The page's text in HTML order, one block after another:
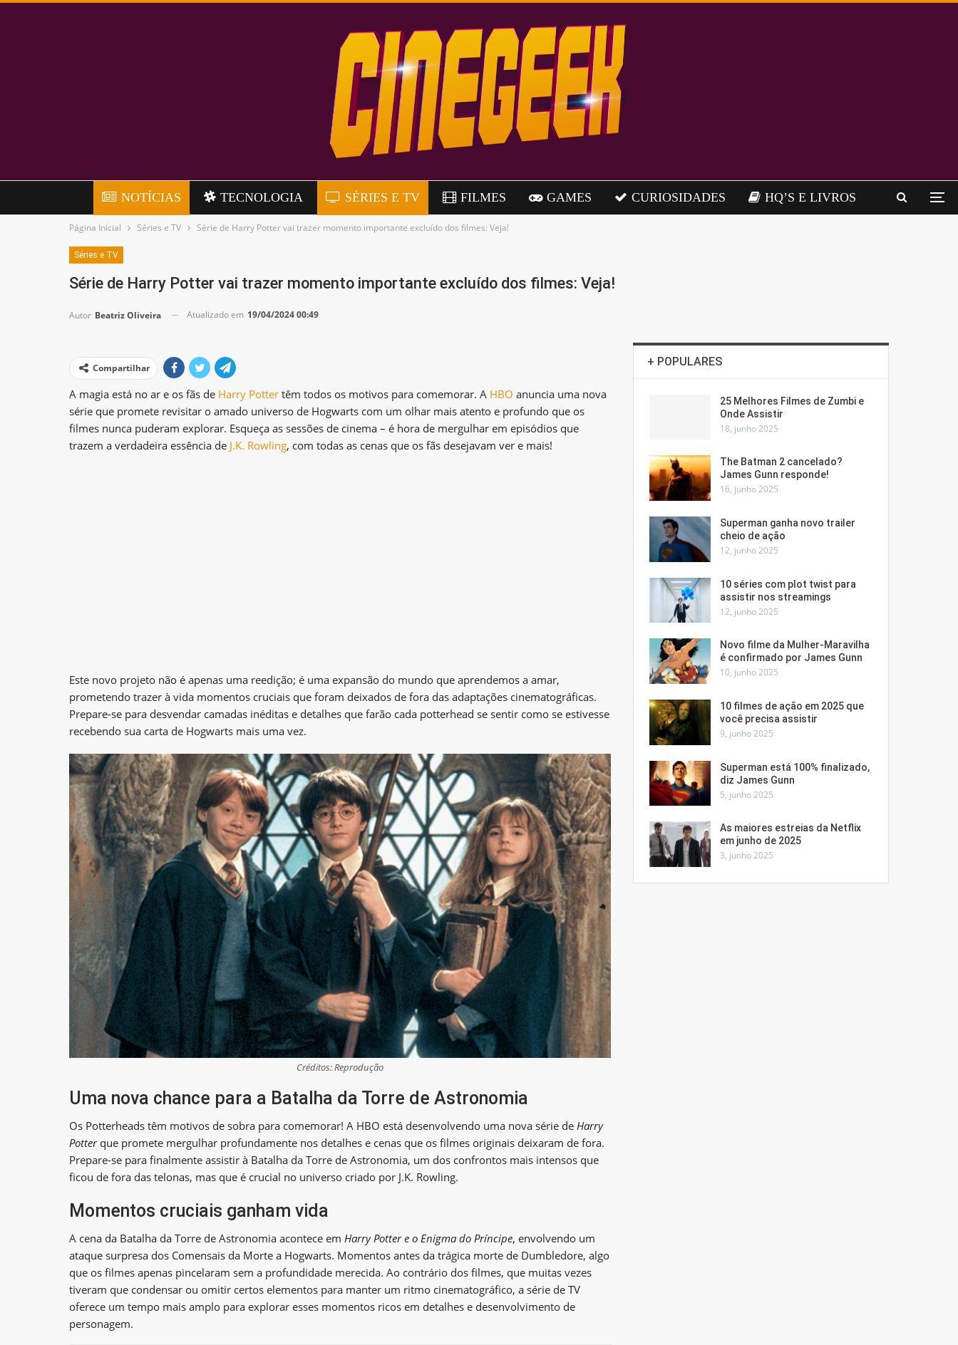
NOTÍCIAS TECNOLOGIA SÉRIES E TV FILMES GAMES CURIOSIDADES HQ’S E LIVROS
Página Inicial Séries e TV Série de Harry Potter vai trazer momento importante excluído dos filmes: Veja!
Séries e TV
Série de Harry Potter vai trazer momento importante excluído dos filmes: Veja!
Autor Beatriz Oliveira Atualizado em 19/04/2024 00:49
Compartilhar
A magia está no ar e os fãs de Harry Potter têm todos os motivos para comemorar. A HBO anuncia uma nova
série que promete revisitar o amado universo de Hogwarts com um olhar mais atento e profundo que os
filmes nunca puderam explorar. Esqueça as sessões de cinema – é hora de mergulhar em episódios que
trazem a verdadeira essência de J.K. Rowling, com todas as cenas que os fãs desejavam ver e mais!
Este novo projeto não é apenas uma reedição; é uma expansão do mundo que aprendemos a amar,
prometendo trazer à vida momentos cruciais que foram deixados de fora das adaptações cinematográficas.
Prepare-se para desvendar camadas inéditas e detalhes que farão cada potterhead se sentir como se estivesse
recebendo sua carta de Hogwarts mais uma vez.
Créditos: Reprodução
Uma nova chance para a Batalha da Torre de Astronomia
Os Potterheads têm motivos de sobra para comemorar! A HBO está desenvolvendo uma nova série de Harry
Potterque promete mergulhar profundamente nos detalhes e cenas que os filmes originais deixaram de fora.
Prepare-se para finalmente assistir à Batalha da Torre de Astronomia, um dos confrontos mais intensos que
ficou de fora das telonas, mas que é crucial no universo criado por J.K. Rowling.
Momentos cruciais ganham vida
A cena da Batalha da Torre de Astronomia acontece em Harry Potter e o Enigma do Príncipe, envolvendo um
ataque surpresa dos Comensais da Morte a Hogwarts. Momentos antes da trágica morte de Dumbledore, algo
que os filmes apenas pincelaram sem a profundidade merecida. Ao contrário dos filmes, que muitas vezes
tiveram que condensar ou omitir certos elementos para manter um ritmo cinematográfico, a série de TV
oferece um tempo mais amplo para explorar esses momentos ricos em detalhes e desenvolvimento de
personagem.
+ POPULARES
25 Melhores Filmes de Zumbi e
Onde Assistir
18, junho 2025
The Batman 2 cancelado?
James Gunn responde!
16, junho 2025
Superman ganha novo trailer
cheio de ação
12, junho 2025
10 séries com plot twist para
assistir nos streamings
12, junho 2025
Novo filme da Mulher-Maravilha
é confirmado por James Gunn
10, junho 2025
10 filmes de ação em 2025 que
você precisa assistir
9, junho 2025
Superman está 100% finalizado,
diz James Gunn
5, junho 2025
As maiores estreias da Netflix
em junho de 2025
3, junho 2025